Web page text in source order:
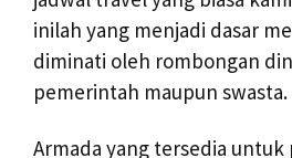
inilah yang menjadi dasar
diminati oleh rombongan
pemerintah maupun swasta.
Armada yang tersedia